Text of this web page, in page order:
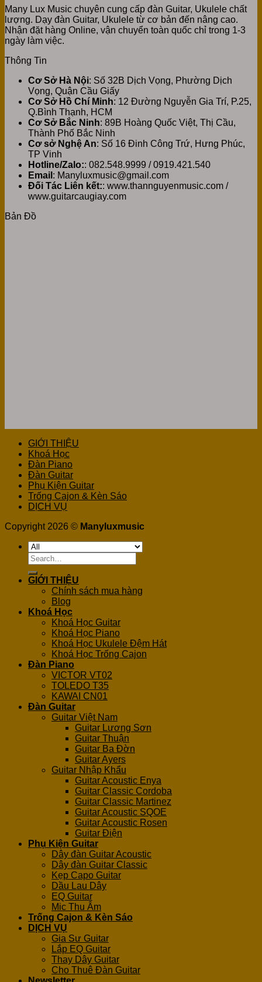
Many Lux Music chuyên cung cấp đàn Guitar, Ukulele chất
lượng. Dạy đàn Guitar, Ukulele từ cơ bản đến nâng cao.
Nhận đặt hàng Online, vận chuyển toàn quốc chỉ trong 1-3
ngày làm việc.
Thông Tin
Cơ Sở Hà Nội: Số 32B Dịch Vọng, Phường Dịch
Vọng, Quận Cầu Giấy
Cơ Sở Hồ Chí Minh: 12 Đường Nguyễn Gia Trí, P.25,
Q.Bình Thạnh, HCM
Cơ Sở Bắc Ninh: 89B Hoàng Quốc Việt, Thị Cầu,
Thành Phố Bắc Ninh
Cơ sở Nghệ An: Số 16 Đinh Công Trứ, Hưng Phúc,
TP Vinh
Hotline/Zalo:: 082.548.9999 / 0919.421.540
Email : Manyluxmusic@gmail.com
Đối Tác Liên kết:: www.thannguyenmusic.com /
www.guitarcaugiay.com
Bản Đồ
GIỚI THIỆU
Khoá Học
Đàn Piano
Đàn Guitar
Phụ Kiện Guitar
Trống Cajon & Kèn Sáo
DỊCH VỤ
Copyright 2026 © Manyluxmusic
Search
for:
GIỚI THIỆU
Chính sách mua hàng
Blog
Khoá Học
Khoá Học Guitar
Khoá Học Piano
Khoá Học Ukulele Đệm Hát
Khoá Học Trống Cajon
Đàn Piano
VICTOR VT02
TOLEDO T35
KAWAI CN01
Đàn Guitar
Guitar Việt Nam
Guitar Lương Sơn
Guitar Thuận
Guitar Ba Đờn
Guitar Ayers
Guitar Nhập Khẩu
Guitar Acoustic Enya
Guitar Classic Cordoba
Guitar Classic Martinez
Guitar Acoustic SQOE
Guitar Acoustic Rosen
Guitar Điện
Phụ Kiện Guitar
Dây đàn Guitar Acoustic
Dây đàn Guitar Classic
Kẹp Capo Guitar
Dầu Lau Dây
EQ Guitar
Mic Thu Âm
Trống Cajon & Kèn Sáo
DỊCH VỤ
Gia Sư Guitar
Lắp EQ Guitar
Thay Dây Guitar
Cho Thuê Đàn Guitar